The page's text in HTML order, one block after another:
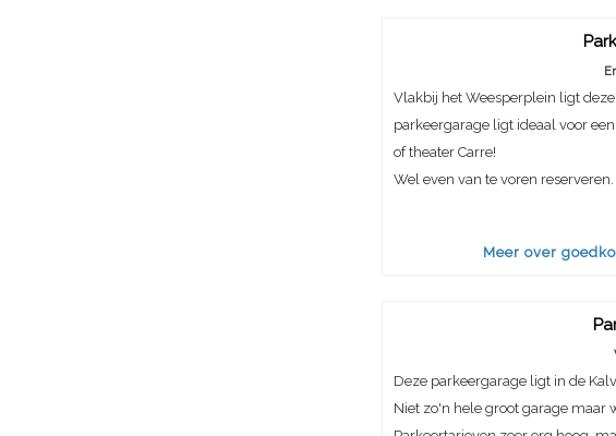
Vlakbij het Weesperplein ligt
parkeergarage ligt ideaal voor
of theater Carre!
Wel even van te voren reserveren.
Meer over
Deze parkeergarage ligt in de
Niet zo'n hele groot garage maar